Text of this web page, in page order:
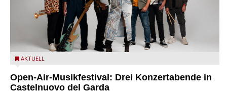
Castelnuovo del Garda: Die "Dirotta su Cuba" zu Gast beim
AKTUELL
Open-Air-Musikfestival: Drei Konzertabende in
Castelnuovo del Garda